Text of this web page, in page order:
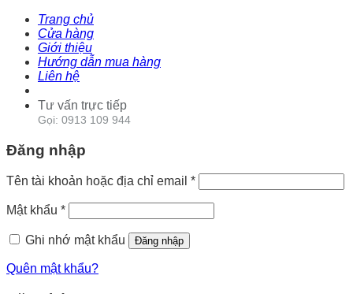
Trang chủ
Cửa hàng
Giới thiệu
Hướng dẫn mua hàng
Liên hệ
Tư vấn trực tiếp
Gọi: 0913 109 944
Đăng nhập
Tên tài khoản hoặc địa chỉ email *
Mật khẩu *
Ghi nhớ mật khẩu Đăng nhập
Quên mật khẩu?